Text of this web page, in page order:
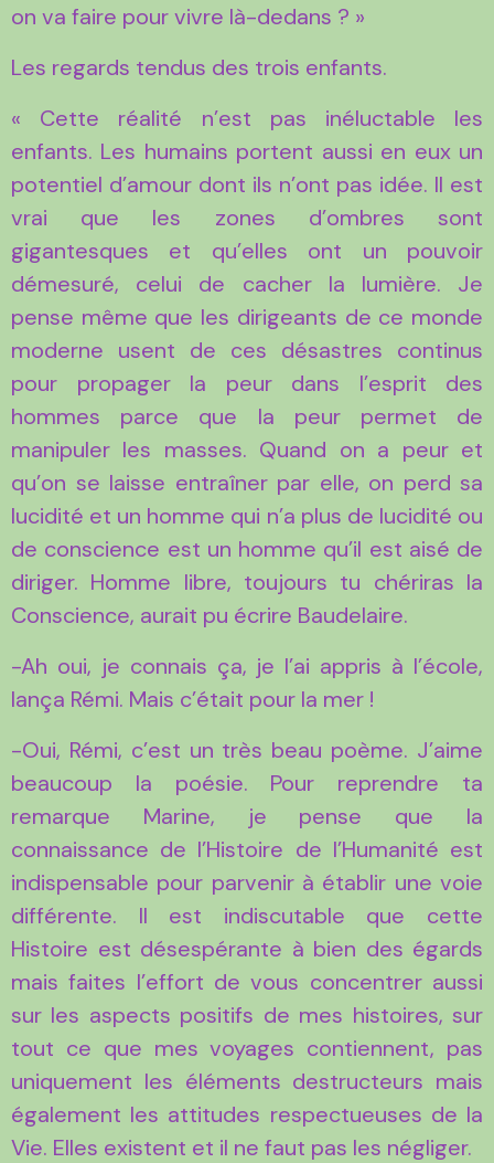
on va faire pour vivre là-dedans ? »
Les regards tendus des trois enfants.
« Cette réalité n’est pas inéluctable les
enfants. Les humains portent aussi en eux un
potentiel d’amour dont ils n’ont pas idée. Il est
vrai que les zones d’ombres sont
gigantesques et qu’elles ont un pouvoir
démesuré, celui de cacher la lumière. Je
pense même que les dirigeants de ce monde
moderne usent de ces désastres continus
pour propager la peur dans l’esprit des
hommes parce que la peur permet de
manipuler les masses. Quand on a peur et
qu’on se laisse entraîner par elle, on perd sa
lucidité et un homme qui n’a plus de lucidité ou
de conscience est un homme qu’il est aisé de
diriger. Homme libre, toujours tu chériras la
Conscience, aurait pu écrire Baudelaire.
-Ah oui, je connais ça, je l’ai appris à l’école,
lança Rémi. Mais c’était pour la mer !
-Oui, Rémi, c’est un très beau poème. J’aime
beaucoup la poésie. Pour reprendre ta
remarque Marine, je pense que la
connaissance de l’Histoire de l’Humanité est
indispensable pour parvenir à établir une voie
différente. Il est indiscutable que cette
Histoire est désespérante à bien des égards
mais faites l’effort de vous concentrer aussi
sur les aspects positifs de mes histoires, sur
tout ce que mes voyages contiennent, pas
uniquement les éléments destructeurs mais
également les attitudes respectueuses de la
Vie. Elles existent et il ne faut pas les négliger.